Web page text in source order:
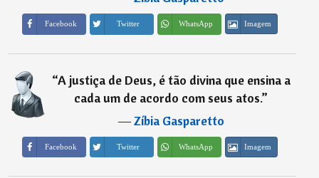
Facebook Twitter WhatsApp Imagem
“A justiça de Deus, é tão divina que ensina a
cada um de acordo com seus atos.”
―Zíbia Gasparetto
Facebook Twitter WhatsApp Imagem